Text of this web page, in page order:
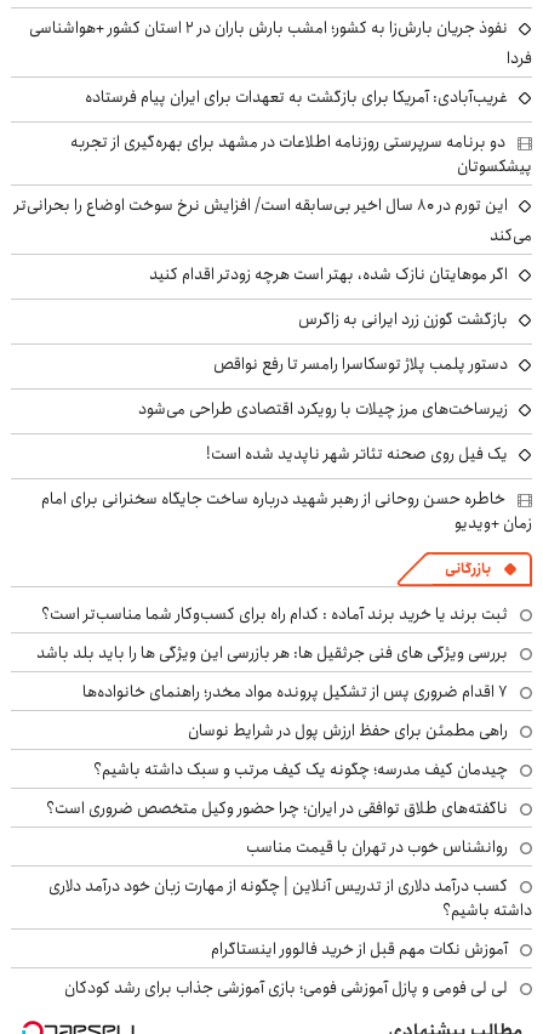
نفوذ جریان بارش‌زا به کشور؛ امشب بارش باران در ۲ استان کشور +هواشناسی
فردا
غریب‌آبادی: آمریکا برای بازگشت به تعهدات برای ایران پیام فرستاده
دو برنامه سرپرستی روزنامه اطلاعات در مشهد برای بهره‌گیری از تجربه
پیشکسوتان
این تورم در ۸۰ سال اخیر بی‌سابقه است/ افزایش نرخ سوخت اوضاع را بحرانی‌تر
می‌کند
اگر موهایتان نازک شده، بهتر است هرچه زودتر اقدام کنید
بازگشت گوزن زرد ایرانی به زاگرس
دستور پلمب پلاژ توسکاسرا رامسر تا رفع نواقص
زیرساخت‌های مرز چیلات با رویکرد اقتصادی طراحی می‌شود
یک فیل روی صحنه تئاتر شهر ناپدید شده است!
خاطره حسن روحانی از رهبر شهید درباره ساخت جایگاه سخنرانی برای امام
زمان +ویدیو
بازرگانی
ثبت برند یا خرید برند آماده : کدام راه برای کسب‌وکار شما مناسب‌تر است؟
بررسی ویژگی های فنی جرثقیل ها: هر بازرسی این ویژگی ها را باید بلد باشد
۷ اقدام ضروری پس از تشکیل پرونده مواد مخدر؛ راهنمای خانواده‌ها
راهی مطمئن برای حفظ ارزش پول در شرایط نوسان
چیدمان کیف مدرسه؛ چگونه یک کیف مرتب و سبک داشته باشیم؟
ناگفته‌های طلاق توافقی در ایران؛ چرا حضور وکیل متخصص ضروری است؟
روانشناس خوب در تهران با قیمت مناسب
کسب درآمد دلاری از تدریس آنلاین | چگونه از مهارت زبان خود درآمد دلاری
داشته باشیم؟
آموزش نکات مهم قبل از خرید فالوور اینستاگرام
لی لی فومی و پازل آموزشی فومی؛ بازی آموزشی جذاب برای رشد کودکان